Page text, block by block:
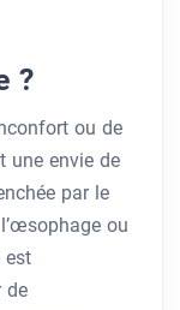
?
ou de
une envie de
par le
ou
est
de